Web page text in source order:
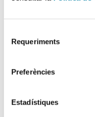
Requeriments
Preferències
Estadístiques